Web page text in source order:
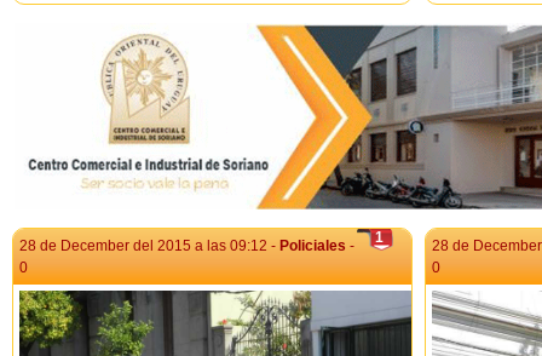
1
28 de December del 2015 a las 09:12 - Policiales -
0
28 de
0